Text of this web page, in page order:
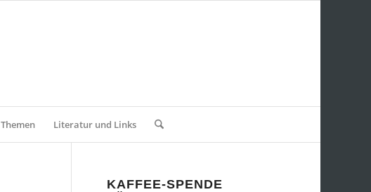
Themen Literatur und Links
KAFFEE-SPENDE